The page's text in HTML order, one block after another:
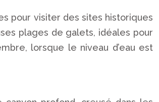
pour visiter des sites historiques
plages de galets, idéales pour
lorsque le niveau d’eau est